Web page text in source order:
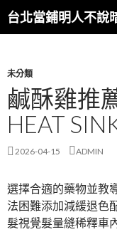
台北當鋪明人不說
搜
尋
容
未分類
鹹酥雞推
HEAT
2026-04-15 ADMIN
選擇合適的藥物並教
法困難添加減緩退色
髮視覺髮量縫稀釋車